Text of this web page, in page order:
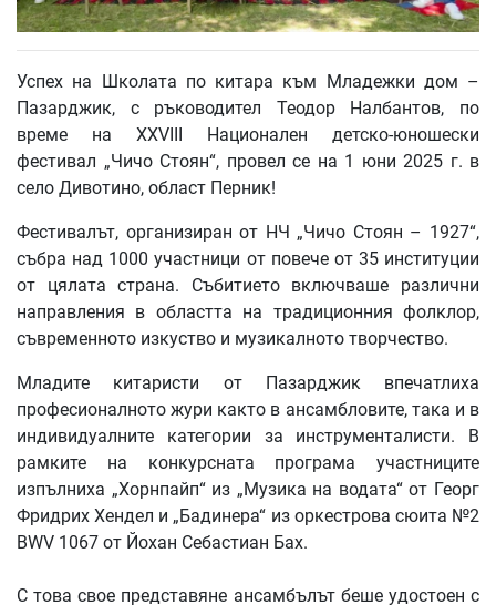
Успех на Школата по китара към Младежки дом –
Пазарджик, с ръководител Теодор Налбантов, по
време на XXVIII Национален детско-юношески
фестивал „Чичо Стоян“, провел се на 1 юни 2025 г. в
село Дивотино, област Перник!
Фестивалът, организиран от НЧ „Чичо Стоян – 1927“,
събра над 1000 участници от повече от 35 институции
от цялата страна. Събитието включваше различни
направления в областта на традиционния фолклор,
съвременното изкуство и музикалното творчество.
Младите китаристи от Пазарджик впечатлиха
професионалното жури както в ансамбловите, така и в
индивидуалните категории за инструменталисти. В
рамките на конкурсната програма участниците
изпълниха „Хорнпайп“ из „Музика на водата“ от Георг
Фридрих Хендел и „Бадинера“ из оркестрова сюита №2
BWV 1067 от Йохан Себастиан Бах.
С това свое представяне ансамбълът беше удостоен с